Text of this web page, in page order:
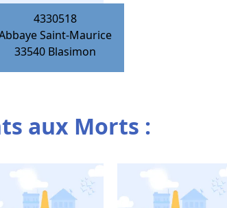
4330518
Saint-Maurice
33540 Blasimon
aux Morts :